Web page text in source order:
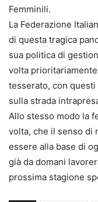
Femminili.
La Federazione
di questa tragica
sua politica di
volta
tesserato, con
sulla strada
Allo stesso modo la
volta, che il senso di
essere alla base di
già da domani
prossima stagione